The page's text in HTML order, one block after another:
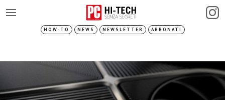
HOW-TO NEWS NEWSLETTER ABBONATI